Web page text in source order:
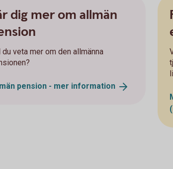
dig mer om allmän
du veta mer om den allmänna
pension - mer information